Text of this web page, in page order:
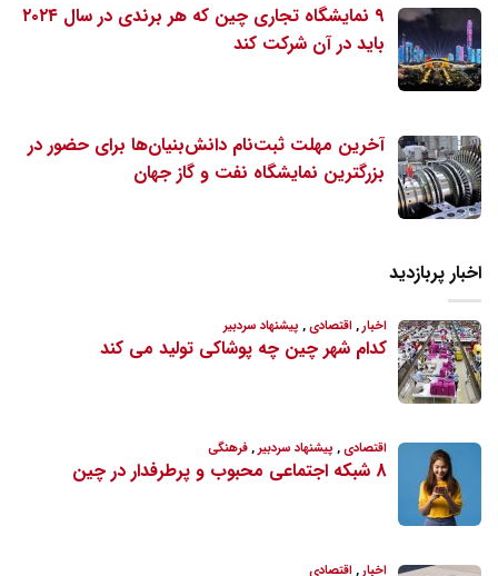
۹ نمایشگاه تجاری چین که هر برندی در سال ۲۰۲۴
باید در آن شرکت کند
آخرین مهلت ثبت‌نام دانش‌بنیان‌ها برای حضور در
بزرگترین نمایشگاه نفت و گاز جهان
اخبار پربازدید